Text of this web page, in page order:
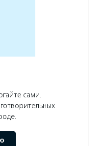
сами.